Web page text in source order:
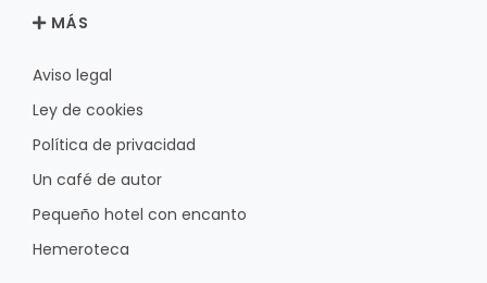
MÁS
Aviso legal
Ley de cookies
Política de privacidad
Un café de autor
Pequeño hotel con encanto
Hemeroteca